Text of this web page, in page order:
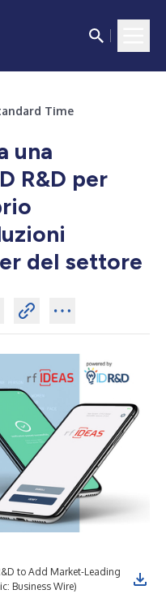
Time
una
R&D per
del settore
to Add Market-Leading
Business Wire)